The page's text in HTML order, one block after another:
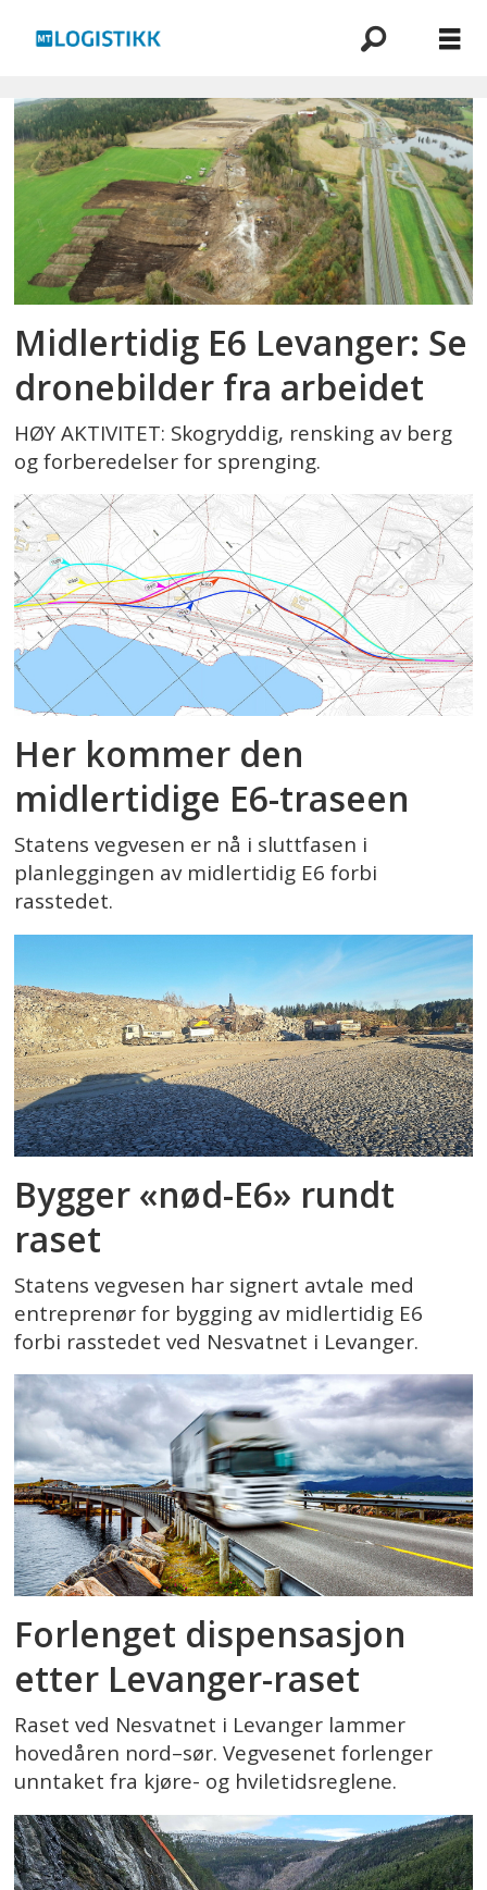
Emne:
ras
Midlertidig E6 Levanger: Se
dronebilder fra arbeidet
HØY AKTIVITET: Skogryddig, rensking av berg
og forberedelser for sprenging.
Her kommer den
midlertidige E6-traseen
Statens vegvesen er nå i sluttfasen i
planleggingen av midlertidig E6 forbi
rasstedet.
Bygger «nød-E6» rundt
raset
Statens vegvesen har signert avtale med
entreprenør for bygging av midlertidig E6
forbi rasstedet ved Nesvatnet i Levanger.
Forlenget dispensasjon
etter Levanger-raset
Raset ved Nesvatnet i Levanger lammer
hovedåren nord–sør. Vegvesenet forlenger
unntaket fra kjøre- og hviletidsreglene.